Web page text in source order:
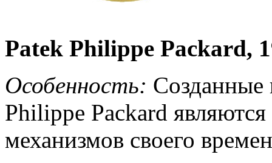
Patek Philippe Packard,
Особенность: Созданные
Philippe Packard
механизмов своего